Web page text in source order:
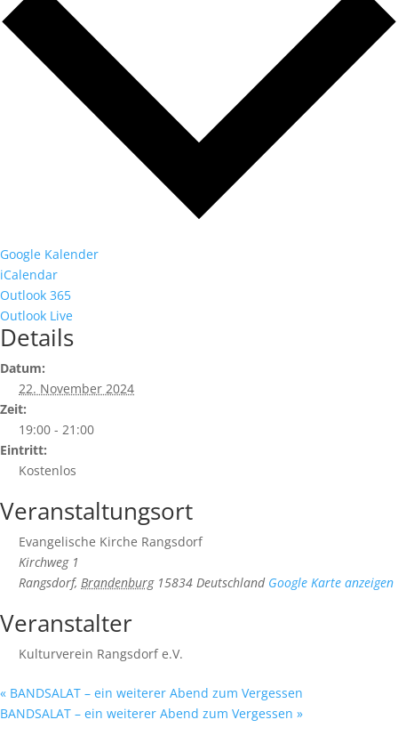
Google Kalender
iCalendar
Outlook 365
Outlook Live
Details
Datum:
22. November 2024
Zeit:
19:00 - 21:00
Eintritt:
Kostenlos
Veranstaltungsort
Evangelische Kirche Rangsdorf
Kirchweg 1
Rangsdorf, Brandenburg 15834 Deutschland Google Karte anzeigen
Veranstalter
Kulturverein Rangsdorf e.V.
« BANDSALAT – ein weiterer Abend zum Vergessen
BANDSALAT – ein weiterer Abend zum Vergessen »